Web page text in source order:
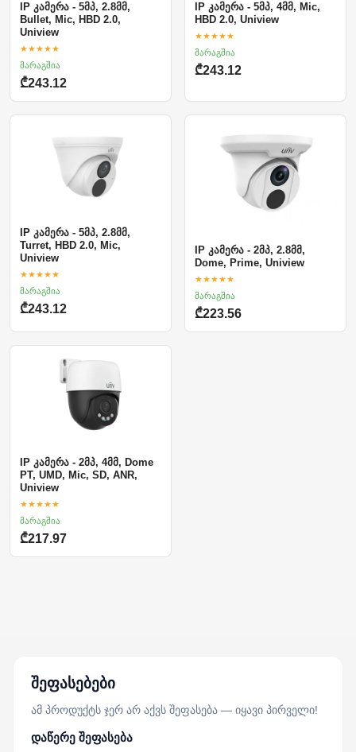
IP კამერა - 5მპ, 2.8მმ,
Bullet, Mic, HBD 2.0,
Uniview
★★★★★
მარაგშია
₾243.12
IP კამერა - 5მპ, 4მმ, Mic,
HBD 2.0, Uniview
★★★★★
მარაგშია
₾243.12
IP კამერა - 5მპ, 2.8მმ,
Turret, HBD 2.0, Mic,
Uniview
★★★★★
მარაგშია
₾243.12
IP კამერა - 2მპ, 2.8მმ,
Dome, Prime, Uniview
★★★★★
მარაგშია
₾223.56
IP კამერა - 2მპ, 4მმ, Dome
PT, UMD, Mic, SD, ANR,
Uniview
★★★★★
მარაგშია
₾217.97
შეფასებები
ამ პროდუქტს ჯერ არ აქვს შეფასება — იყავი პირველი!
დაწერე შეფასება